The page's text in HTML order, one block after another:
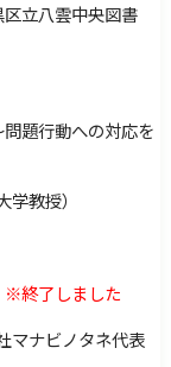
立八雲中央図書
行動への対応を
授）
※終了しました
ビノタネ代表